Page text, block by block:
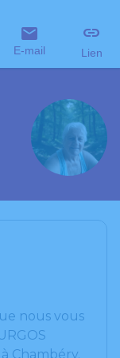
E-mail Lien
nous vous
Chambéry.